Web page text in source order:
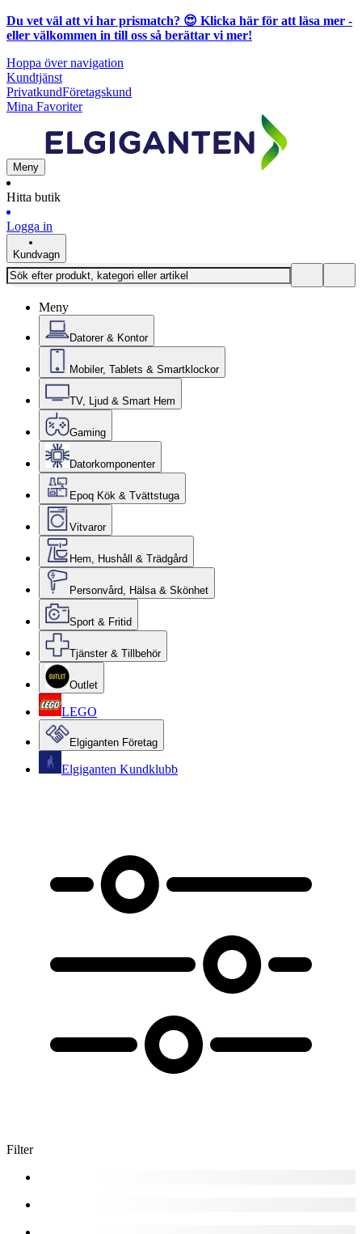
Du vet väl att vi har prismatch? 😍 Klicka här för att läsa mer -
eller välkommen in till oss så berättar vi mer!
Hoppa över navigation
Kundtjänst
PrivatkundFöretagskund
Mina Favoriter
Meny
Hitta butik
Logga in
Kundvagn
Meny
Datorer & Kontor
Mobiler, Tablets & Smartklockor
TV, Ljud & Smart Hem
Gaming
Datorkomponenter
Epoq Kök & Tvättstuga
Vitvaror
Hem, Hushåll & Trädgård
Personvård, Hälsa & Skönhet
Sport & Fritid
Tjänster & Tillbehör
Outlet
LEGO
Elgiganten Företag
Elgiganten Kundklubb
Filter